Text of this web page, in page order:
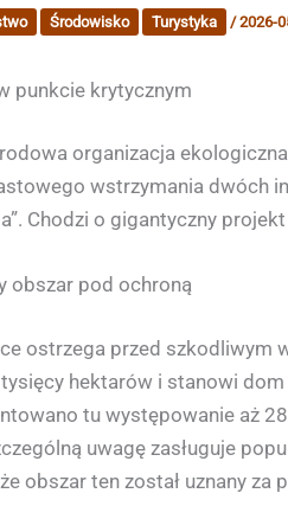
Środowisko Turystyka /2026-
punkcie krytycznym
organizacja
wstrzymania dwóch
Chodzi o gigantyczny
obszar pod ochroną
ostrzega przed szkodliwym
hektarów i stanowi
tu występowanie aż
uwagę zasługuje
obszar ten został uznany